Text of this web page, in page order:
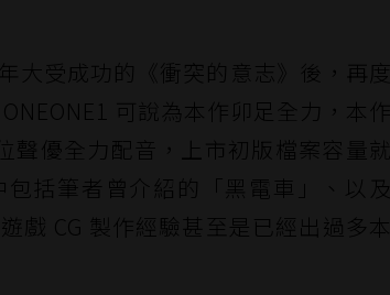
大受成功的《衝突的意志》後，再度
可說為本作卯足全力，本作
聲優全力配音，上市初版檔案容量就
括筆者曾介紹的「黑電車」、以及
戲 CG 製作經驗甚至是已經出過多本